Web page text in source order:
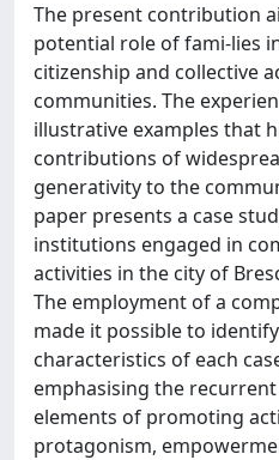
The present contribution
potential role of fami-lies
citizenship and collective
communities. The
illustrative examples that
contributions of
generativity to the
paper presents a case
institutions engaged in
activities in the city of
The employment of a
made it possible to
characteristics of each
emphasising the
elements of promoting
protagonism,